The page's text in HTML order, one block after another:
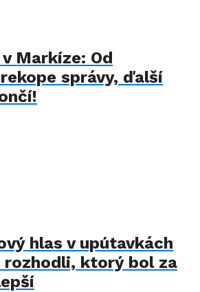
Markíze: Od
správy, ďalší
hlas v upútavkách
rozhodli, ktorý bol za